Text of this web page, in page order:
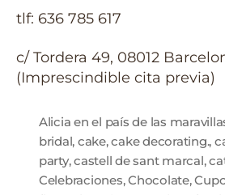
tlf: 636 785 617
c/ Tordera 49, 08012
(Imprescindible cita previa)
Alicia en el país de las
bridal, cake,cake decorating.,
party,castell de sant marcal,
Celebraciones,Chocolate,